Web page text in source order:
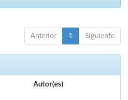
Anterior 1 Siguiente
Autor(es)